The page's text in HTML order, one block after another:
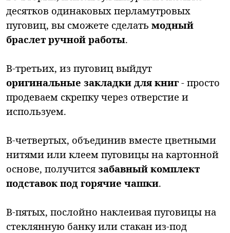
десятков одинаковых перламутровых
пуговиц, вы сможете сделать модный
браслет ручной работы.
В-третьих, из пуговиц выйдут
оригинальные закладки для книг - просто
продеваем скрепку через отверстие и
используем.
В-четвертых, объединив вместе цветными
нитями или клеем пуговицы на картонной
основе, получится забавный комплект
подставок под горячие чашки.
В-пятых, послойно наклеивая пуговицы на
стеклянную банку или стакан из-под